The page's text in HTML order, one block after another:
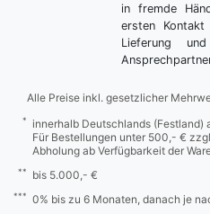
in fremde
ersten
Lieferung
Alle Preise inkl. gesetzlicher
*
innerhalb Deutschlands (Festland)
Für Bestellungen unter 500,- €
Abholung ab Verfügbarkeit der
** bis 5.000,- €
*** 0% bis zu 6 Monaten, danach je